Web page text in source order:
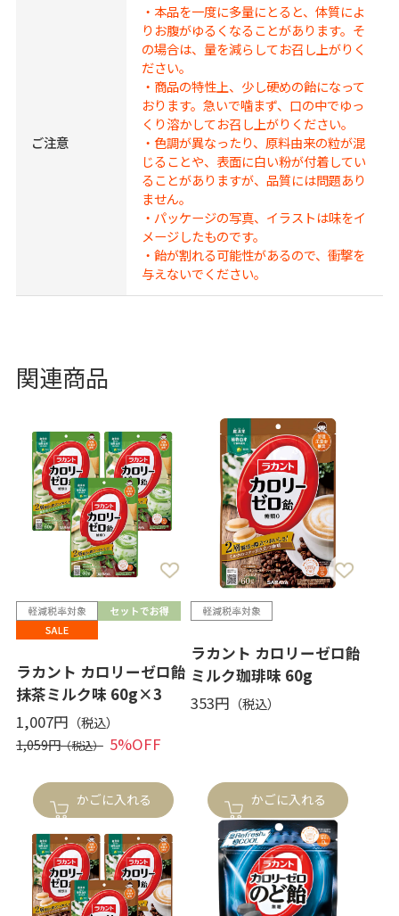
ご注意
・本品を一度に多量にとると、体質によ
りお腹がゆるくなることがあります。そ
の場合は、量を減らしてお召し上がりく
ださい。
・商品の特性上、少し硬めの飴になって
おります。急いで噛まず、口の中でゆっ
くり溶かしてお召し上がりください。
・色調が異なったり、原料由来の粒が混
じることや、表面に白い粉が付着してい
ることがありますが、品質には問題あり
ません。
・パッケージの写真、イラストは味をイ
メージしたものです。
・飴が割れる可能性があるので、衝撃を
与えないでください。
関連商品
ラカント カロリーゼロ飴
抹茶ミルク味 60g×3
1,007円
1,059円 5%OFF
かごに入れる
ラカント カロリーゼロ飴
ミルク珈琲味 60g
353円
かごに入れる